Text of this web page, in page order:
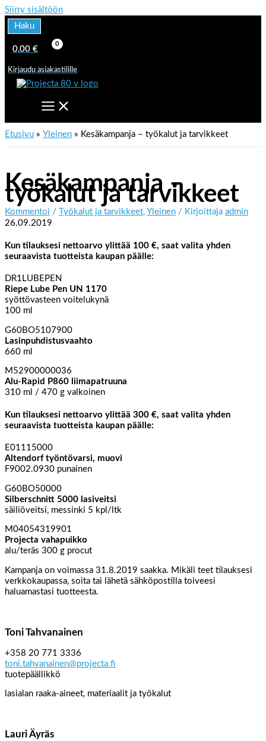
Siirry sisältöön
Haku
0,00 €
Kirjaudu asiakastilille
Etusivu Yleinen Kesäkampanja – työkalut ja tarvikkeet
Kesäkampanja –
työkalut ja tarvikkeet
Kommentoi / Työkalut ja tarvikkeet, Yleinen / Kirjoittaja admin
26.09.2019
Kun tilauksesi nettoarvo ylittää 100 €, saat valita yhden
seuraavista tuotteista kaupan päälle:
DR1LUBEPEN
Riepe Lube Pen UN 1170
syöttövasteen voitelukynä
100 ml
G60BO5107900
Lasinpuhdistusvaahto
660 ml
M52900000036
Alu-Rapid P860 liimapatruuna
310 ml / 470 g valkoinen
Kun tilauksesi nettoarvo ylittää 300 €, saat valita yhden
seuraavista tuotteista kaupan päälle:
E01115000
Altendorf työntövarsi, muovi
F9002.0930 punainen
G60BO50000
Silberschnitt 5000 lasiveitsi
säiliöveitsi, messinki 5 kpl/ltk
M04054319901
Projecta vahapuikko
alu/teräs 300 g procut
Kampanja on voimassa 31.8.2019 saakka. Mikäli teet tilauksesi
verkkokaupassa, soita tai lähetä sähköpostilla toiveesi
haluamastasi tuotteesta.
Toni Tahvanainen
+358 20 771 3336
toni.tahvanainen@projecta.fi
tuotepäällikkö
lasialan raaka-aineet, materiaalit ja työkalut
Lauri Äyräs